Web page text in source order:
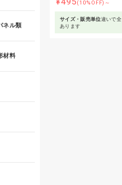
(10%OFF)～
サイズ・販売単位違いで全
あります
ネル類
材料